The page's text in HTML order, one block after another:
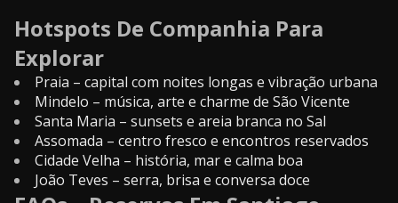
Hotspots De Companhia Para
Explorar
Praia – capital com noites longas e vibração urbana
Mindelo – música, arte e charme de São Vicente
Santa Maria – sunsets e areia branca no Sal
Assomada – centro fresco e encontros reservados
Cidade Velha – história, mar e calma boa
João Teves – serra, brisa e conversa doce